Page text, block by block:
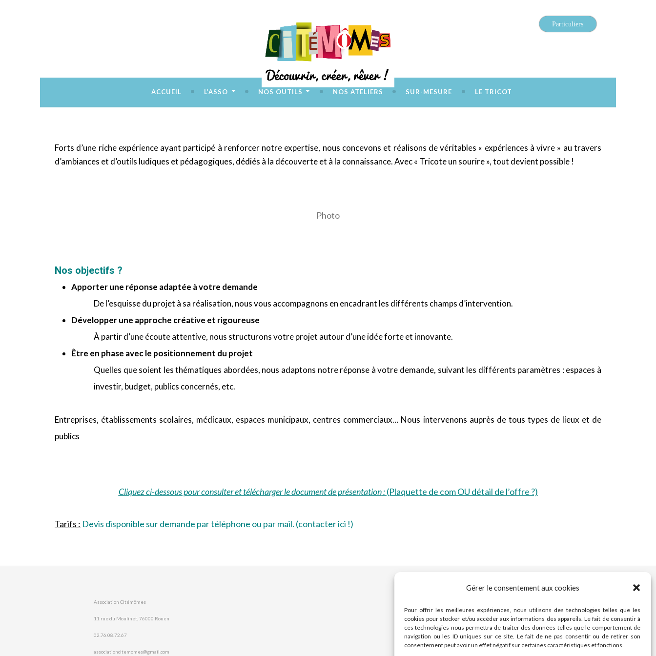
Gérer le consentement aux cookies
Pour offrir les meilleures expériences, nous utilisons des technologies telles que les
cookies pour stocker et/ou accéder aux informations des appareils. Le fait de consentir à
ces technologies nous permettra de traiter des données telles que le comportement de
navigation ou les ID uniques sur ce site. Le fait de ne pas consentir ou de retirer son
consentement peut avoir un effet négatif sur certaines caractéristiques et fonctions.
Particuliers
Citémômes
ACCUEIL L’ASSO NOS OUTILS NOS ATELIERS SUR-MESURE LE TRICOT
Forts d’une riche expérience ayant participé à renforcer notre expertise, nous concevons et réalisons de véritables « expériences à vivre » au travers
d’ambiances et d’outils ludiques et pédagogiques, dédiés à la découverte et à la connaissance. Avec « Tricote un sourire », tout devient possible !
Photo
Nos objectifs ?
Apporter une réponse adaptée à votre demande
De l’esquisse du projet à sa réalisation, nous vous accompagnons en encadrant les différents champs d’intervention.
Développer une approche créative et rigoureuse
À partir d’une écoute attentive, nous structurons votre projet autour d’une idée forte et innovante.
Être en phase avec le positionnement du projet
Quelles que soient les thématiques abordées, nous adaptons notre réponse à votre demande, suivant les différents paramètres : espaces à
investir, budget, publics concernés, etc.
Entreprises, établissements scolaires, médicaux, espaces municipaux, centres commerciaux… Nous intervenons auprès de tous types de lieux et de
publics
Cliquez ci-dessous pour consulter et télécharger le document de présentation:(Plaquette de com OU détail de l’offre ?)
Tarifs : Devis disponible sur demande par téléphone ou par mail. (contacter ici !)
Association Citémômes
11 rue du Moulinet, 76000 Rouen
02.76.08.72.67
associationcitemomes@gmail.com